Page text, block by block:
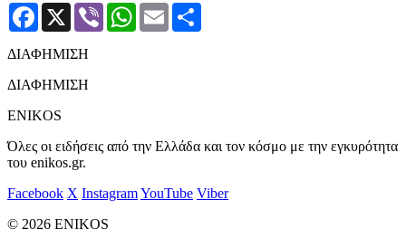
Facebook
X Viber WhatsApp
Email
ΔΙΑΦΗΜΙΣΗ
ΔΙΑΦΗΜΙΣΗ
ENIKOS
Όλες οι ειδήσεις από την Ελλάδα και τον κόσμο με την εγκυρότητα
του enikos.gr.
Facebook X InstagramYouTube Viber
© 2026 ENIKOS